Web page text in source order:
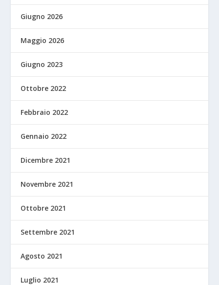
Giugno 2026
Maggio 2026
Giugno 2023
Ottobre 2022
Febbraio 2022
Gennaio 2022
Dicembre 2021
Novembre 2021
Ottobre 2021
Settembre 2021
Agosto 2021
Luglio 2021